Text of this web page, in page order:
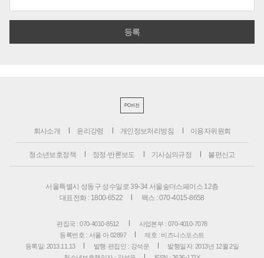
PC버전
회사소개 윤리강령 개인정보처리방침 이용자위원회
청소년보호정책 정정·반론보도 기사심의규정 불편신고
서울특별시 성동구 성수일로 39-34 서울숲더스페이스 12층
대표전화 : 1800-6522
팩스 : 070-4015-8658
편집국 : 070-4010-8512
사업본부 : 070-4010-7078
등록번호 : 서울 아 02897
제호 : 비즈니스포스트
등록일: 2013.11.13
발행·편집인 : 강석운
발행일자: 2013년 12월 2일